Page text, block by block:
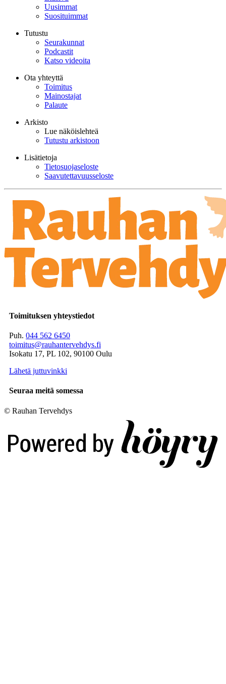
Uusimmat
Suosituimmat
Tutustu
Seurakunnat
Podcastit
Katso videoita
Ota yhteyttä
Toimitus
Mainostajat
Palaute
Arkisto
Lue näköislehteä
Tutustu arkistoon
Lisätietoja
Tietosuojaseloste
Saavutettavuusseloste
Toimituksen yhteystiedot
Puh. 044 562 6450
toimitus@rauhantervehdys.fi
Isokatu 17, PL 102, 90100 Oulu
Lähetä juttuvinkki
Seuraa meitä somessa
© Rauhan Tervehdys